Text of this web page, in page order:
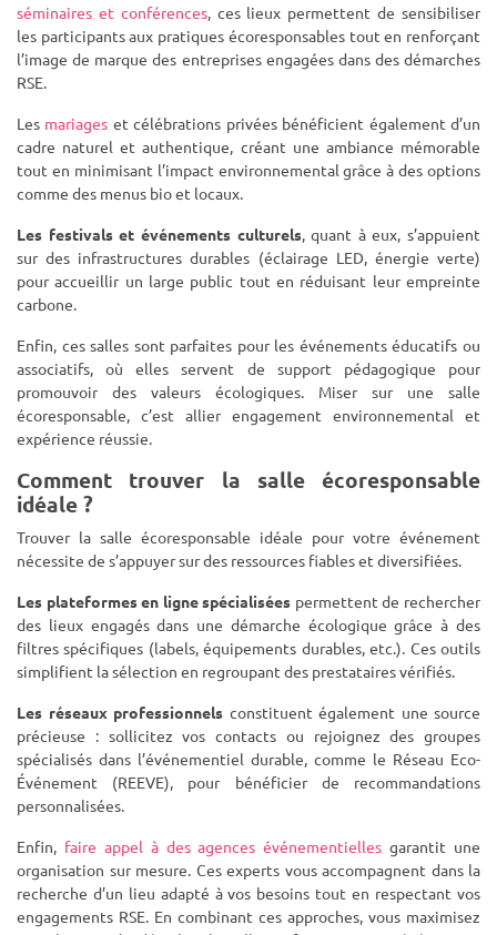
séminaires et conférences, ces lieux permettent de sensibiliser
les participants aux pratiques écoresponsables tout en renforçant
l’image de marque des entreprises engagées dans des démarches
RSE.
Les mariages et célébrations privées bénéficient également d’un
cadre naturel et authentique, créant une ambiance mémorable
tout en minimisant l’impact environnemental grâce à des options
comme des menus bio et locaux.
Les festivals et événements culturels, quant à eux, s’appuient
sur des infrastructures durables (éclairage LED, énergie verte)
pour accueillir un large public tout en réduisant leur empreinte
carbone.
Enfin, ces salles sont parfaites pour les événements éducatifs ou
associatifs, où elles servent de support pédagogique pour
promouvoir des valeurs écologiques. Miser sur une salle
écoresponsable, c’est allier engagement environnemental et
expérience réussie.
Comment trouver la salle écoresponsable
idéale ?
Trouver la salle écoresponsable idéale pour votre événement
nécessite de s’appuyer sur des ressources fiables et diversifiées.
Les plateformes en ligne spécialisées permettent de rechercher
des lieux engagés dans une démarche écologique grâce à des
filtres spécifiques (labels, équipements durables, etc.). Ces outils
simplifient la sélection en regroupant des prestataires vérifiés.
Les réseaux professionnels constituent également une source
précieuse : sollicitez vos contacts ou rejoignez des groupes
spécialisés dans l’événementiel durable, comme le Réseau Eco-
Événement (REEVE), pour bénéficier de recommandations
personnalisées.
Enfin, faire appel à des agences événementielles garantit une
organisation sur mesure. Ces experts vous accompagnent dans la
recherche d’un lieu adapté à vos besoins tout en respectant vos
engagements RSE. En combinant ces approches, vous maximisez